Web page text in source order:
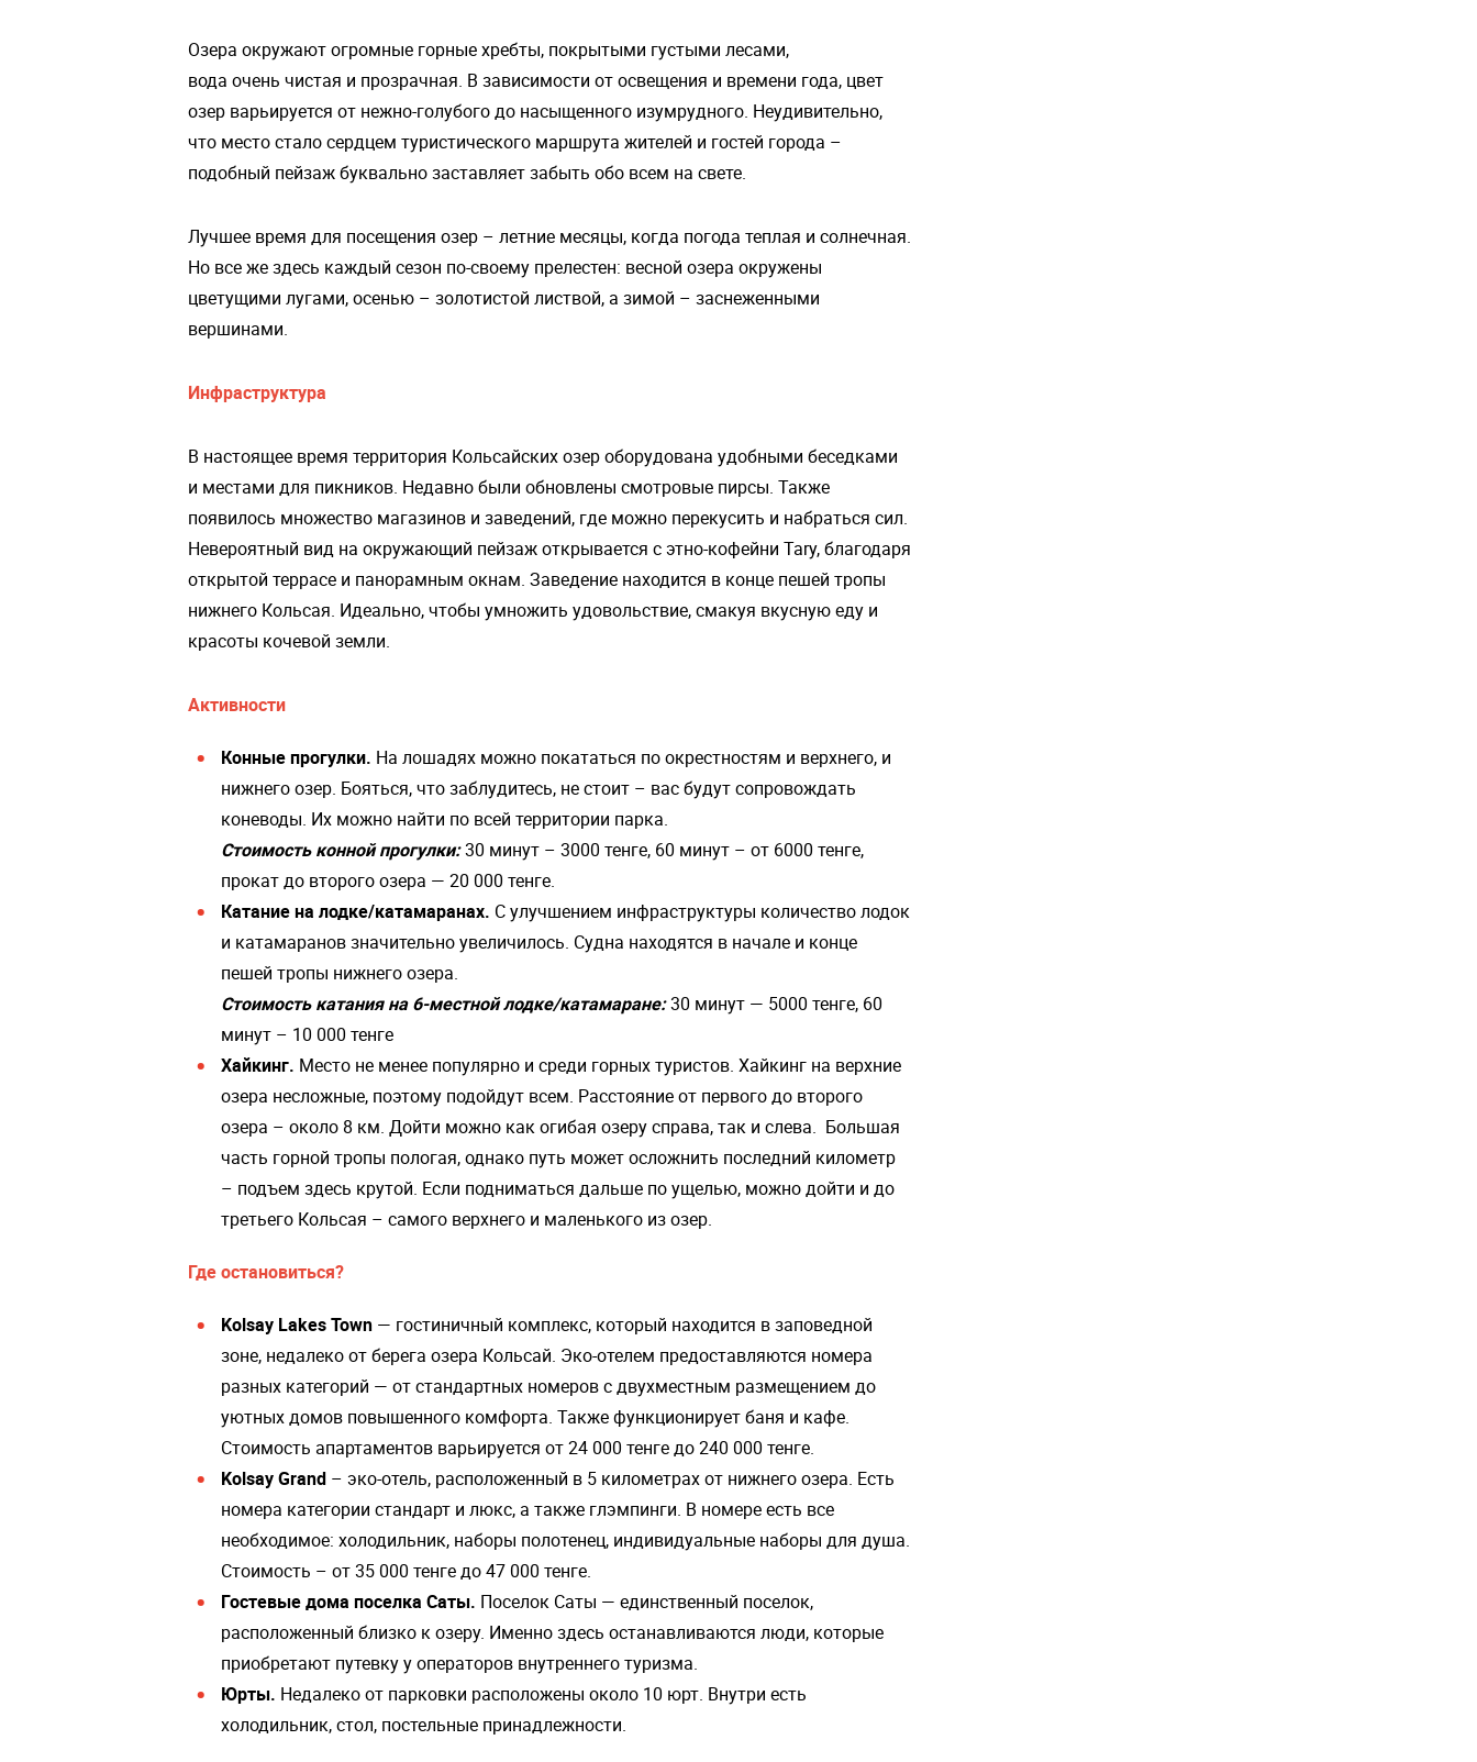
Озера окружают огромные горные хребты, покрытыми густыми лесами,
вода очень чистая и прозрачная. В зависимости от освещения и времени года, цвет
озер варьируется от нежно-голубого до насыщенного изумрудного. Неудивительно,
что место стало сердцем туристического маршрута жителей и гостей города –
подобный пейзаж буквально заставляет забыть обо всем на свете.
Лучшее время для посещения озер – летние месяцы, когда погода теплая и солнечная.
Но все же здесь каждый сезон по-своему прелестен: весной озера окружены
цветущими лугами, осенью – золотистой листвой, а зимой – заснеженными
вершинами.
Инфраструктура
В настоящее время территория Кольсайских озер оборудована удобными беседками
и местами для пикников. Недавно были обновлены смотровые пирсы. Также
появилось множество магазинов и заведений, где можно перекусить и набраться сил.
Невероятный вид на окружающий пейзаж открывается с этно-кофейни Tary, благодаря
открытой террасе и панорамным окнам. Заведение находится в конце пешей тропы
нижнего Кольсая. Идеально, чтобы умножить удовольствие, смакуя вкусную еду и
красоты кочевой земли.
Активности
Конные прогулки. На лошадях можно покататься по окрестностям и верхнего, и
нижнего озер. Бояться, что заблудитесь, не стоит – вас будут сопровождать
коневоды. Их можно найти по всей территории парка.
Стоимость конной прогулки:30 минут – 3000 тенге, 60 минут – от 6000 тенге,
прокат до второго озера — 20 000 тенге.
Катание на лодке/катамаранах. С улучшением инфраструктуры количество лодок
и катамаранов значительно увеличилось. Судна находятся в начале и конце
пешей тропы нижнего озера.
Стоимость катания на 6-местной лодке/катамаране:30 минут — 5000 тенге, 60
минут – 10 000 тенге
Хайкинг. Место не менее популярно и среди горных туристов. Хайкинг на верхние
озера несложные, поэтому подойдут всем. Расстояние от первого до второго
озера – около 8 км. Дойти можно как огибая озеру справа, так и слева. Большая
часть горной тропы пологая, однако путь может осложнить последний километр
– подъем здесь крутой. Если подниматься дальше по ущелью, можно дойти и до
третьего Кольсая – самого верхнего и маленького из озер.
Где остановиться?
Kolsay Lakes Town — гостиничный комплекс, который находится в заповедной
зоне, недалеко от берега озера Кольсай. Эко-отелем предоставляются номера
разных категорий — от стандартных номеров с двухместным размещением до
уютных домов повышенного комфорта. Также функционирует баня и кафе.
Стоимость апартаментов варьируется от 24 000 тенге до 240 000 тенге.
Kolsay Grand – эко-отель, расположенный в 5 километрах от нижнего озера. Есть
номера категории стандарт и люкс, а также глэмпинги. В номере есть все
необходимое: холодильник, наборы полотенец, индивидуальные наборы для душа.
Стоимость – от 35 000 тенге до 47 000 тенге.
Гостевые дома поселка Саты. Поселок Саты — единственный поселок,
расположенный близко к озеру. Именно здесь останавливаются люди, которые
приобретают путевку у операторов внутреннего туризма.
Юрты. Недалеко от парковки расположены около 10 юрт. Внутри есть
холодильник, стол, постельные принадлежности.